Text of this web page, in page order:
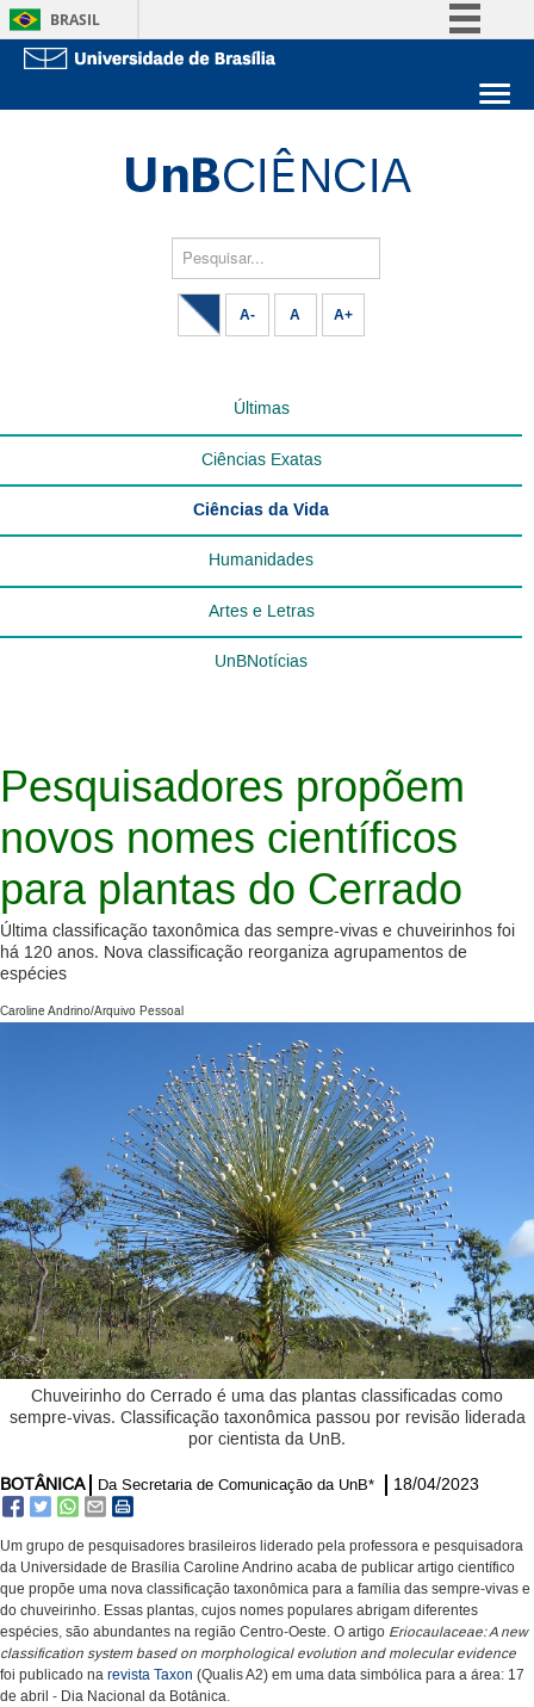
BRASIL
Acesso à informaçãoEstude na UnB
Pesquisar...
A- A A+
Últimas
Ciências Exatas
Ciências da Vida
Humanidades
Artes e Letras
UnBNotícias
Pesquisadores propõem
novos nomes científicos
para plantas do Cerrado
Última classificação taxonômica das sempre-vivas e chuveirinhos foi
há 120 anos. Nova classificação reorganiza agrupamentos de
espécies
Caroline Andrino/Arquivo Pessoal
Chuveirinho do Cerrado é uma das plantas classificadas como
sempre-vivas. Classificação taxonômica passou por revisão liderada
por cientista da UnB.
BOTÂNICA Da Secretaria de Comunicação da UnB* 18/04/2023
Um grupo de pesquisadores brasileiros liderado pela professora e pesquisadora
da Universidade de Brasília Caroline Andrino acaba de publicar artigo científico
que propõe uma nova classificação taxonômica para a família das sempre-vivas e
do chuveirinho. Essas plantas, cujos nomes populares abrigam diferentes
espécies, são abundantes na região Centro-Oeste. O artigo Eriocaulaceae: A new
classification system based on morphological evolution and molecular evidence
foi publicado na revista Taxon (Qualis A2) em uma data simbólica para a área: 17
de abril - Dia Nacional da Botânica.